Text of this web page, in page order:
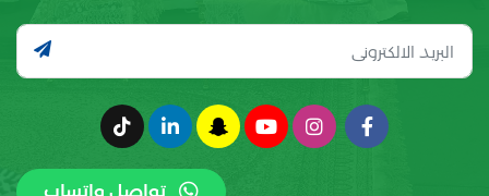
تواصل واتساب